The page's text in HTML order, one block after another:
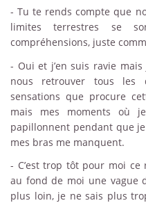
- Tu te rends compte que
limites terrestres se
compréhensions, juste
- Oui et j’en suis ravie
nous retrouver tous les
sensations que procure
mais mes moments où
papillonnent pendant que
mes bras me manquent.
- C’est trop tôt pour moi
au fond de moi une vague
plus loin, je ne sais plus